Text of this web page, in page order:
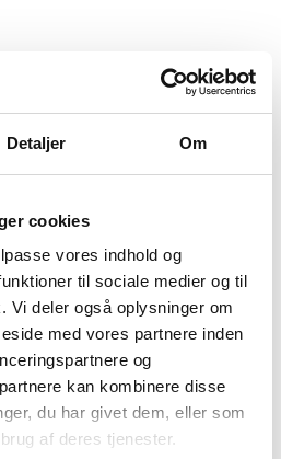
Detaljer Om
cookies
vores indhold og
til sociale medier og til
Vi deler også oplysninger om
med vores partnere inden
og
kan kombinere disse
du har givet dem, eller som
af deres tjenester.